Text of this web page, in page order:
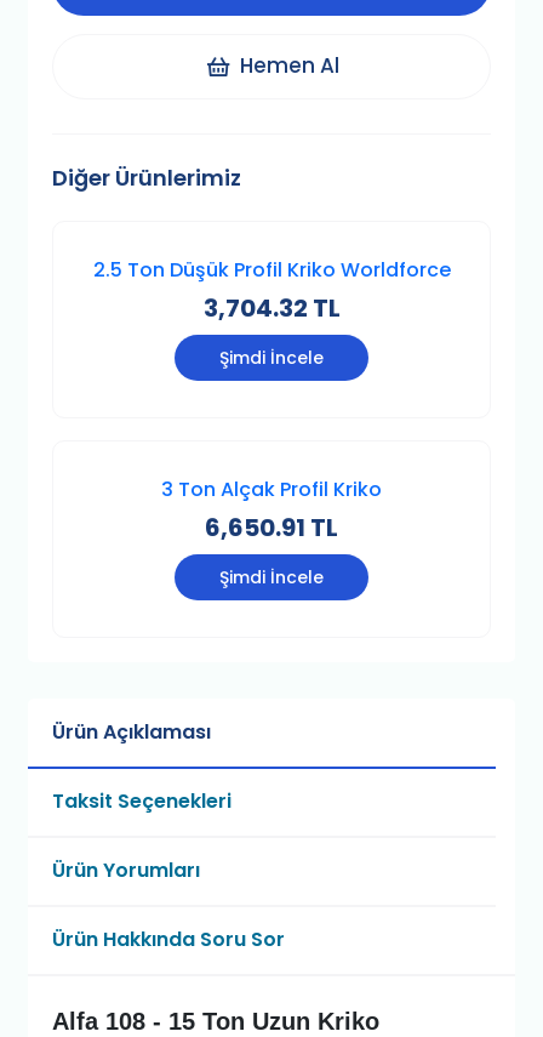
Hemen Al
Diğer Ürünlerimiz
2.5 Ton Düşük Profil Kriko Worldforce
3,704.32 TL
Şimdi İncele
3 Ton Alçak Profil Kriko
6,650.91 TL
Şimdi İncele
Ürün Açıklaması
Taksit Seçenekleri
Ürün Yorumları
Ürün Hakkında Soru Sor
Alfa 108 - 15 Ton Uzun Kriko